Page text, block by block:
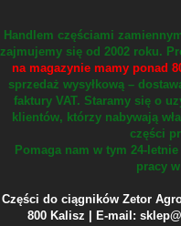
Handlem częściami
zajmujemy się od 2002 roku.
na magazynie mamy ponad
sprzedaż wysyłkową –
faktury VAT. Staramy się o
klientów, którzy nabywają
części
Pomaga nam w tym 24-
pracy
Części do ciągników Zetor
800 Kalisz | E-mail: